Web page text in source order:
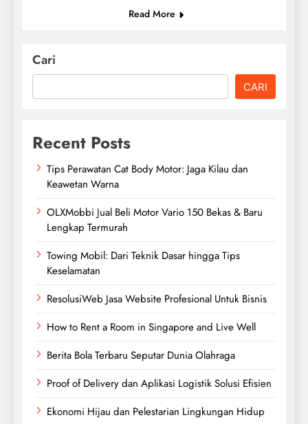
Read More
Cari
CARI
Recent Posts
Tips Perawatan Cat Body Motor: Jaga Kilau dan
Keawetan Warna
OLXMobbi Jual Beli Motor Vario 150 Bekas & Baru
Lengkap Termurah
Towing Mobil: Dari Teknik Dasar hingga Tips
Keselamatan
ResolusiWeb Jasa Website Profesional Untuk Bisnis
How to Rent a Room in Singapore and Live Well
Berita Bola Terbaru Seputar Dunia Olahraga
Proof of Delivery dan Aplikasi Logistik Solusi Efisien
Ekonomi Hijau dan Pelestarian Lingkungan Hidup